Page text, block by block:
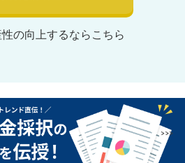
の向上するならこちら